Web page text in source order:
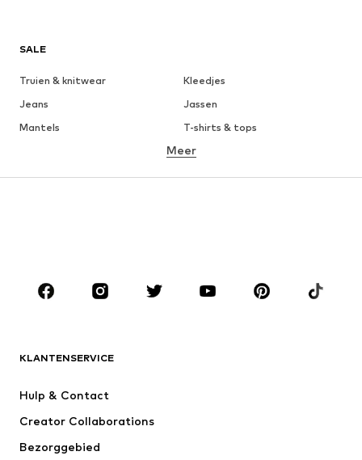
SALE
Truien & knitwear
Kleedjes
Jeans
Jassen
Mantels
T-shirts & tops
Ondergoed
Accessoires
Premium
Nieuw
Ondergoed
Meer
KLANTENSERVICE
Hulp & Contact
Creator Collaborations
Bezorggebied